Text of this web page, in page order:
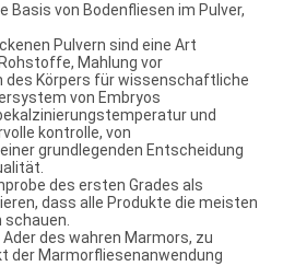
Basis von Bodenfliesen im Pulver,
Pulvern sind eine Art
Mahlung vor
des Körpers für wissenschaftliche
von Embryos
und
kontrolle, von
grundlegenden Entscheidung
des ersten Grades als
dass alle Produkte die meisten
schauen.
des wahren Marmors, zu
der Marmorfliesenanwendung